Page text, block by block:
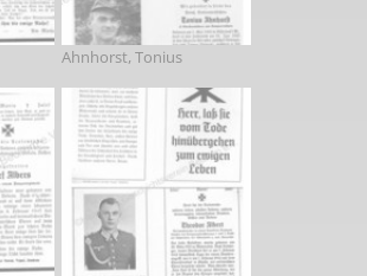
Ahnhorst, Tonius